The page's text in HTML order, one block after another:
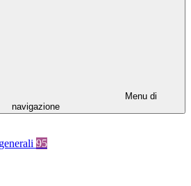
Menu di
navigazione
95